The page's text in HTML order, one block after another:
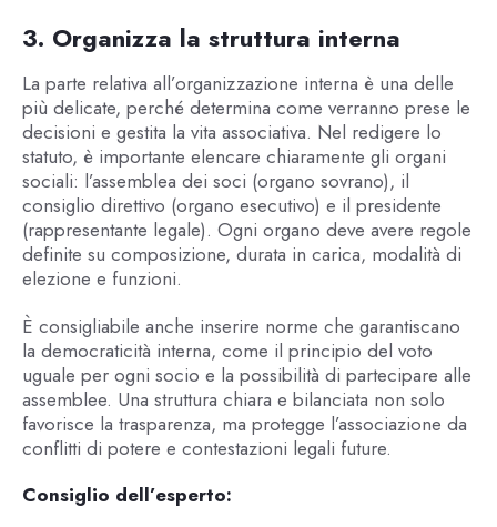
3. Organizza la struttura interna
La parte relativa all’organizzazione interna è una delle
più delicate, perché determina come verranno prese le
decisioni e gestita la vita associativa. Nel redigere lo
statuto, è importante elencare chiaramente gli organi
sociali: l’assemblea dei soci (organo sovrano), il
consiglio direttivo (organo esecutivo) e il presidente
(rappresentante legale). Ogni organo deve avere regole
definite su composizione, durata in carica, modalità di
elezione e funzioni.
È consigliabile anche inserire norme che garantiscano
la democraticità interna, come il principio del voto
uguale per ogni socio e la possibilità di partecipare alle
assemblee. Una struttura chiara e bilanciata non solo
favorisce la trasparenza, ma protegge l’associazione da
conflitti di potere e contestazioni legali future.
Consiglio dell’esperto: